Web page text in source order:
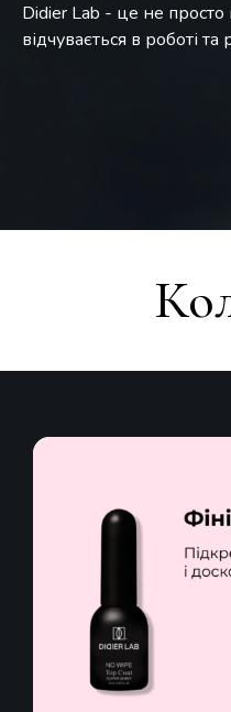
Didier Lab - це не просто
відчувається в роботі та